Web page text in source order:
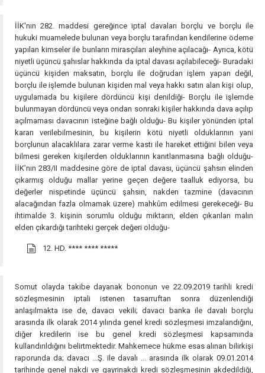
İİK'nın 282. maddesi gereğince iptal davaları borçlu ve borçlu ile
hukuki muamelede bulunan veya borçlu tarafından kendilerine ödeme
yapılan kimseler ile bunların mirasçıları aleyhine açılacağı- Ayrıca, kötü
niyetli üçüncü şahıslar hakkında da iptal davası açılabileceği- Buradaki
üçüncü kişiden maksatın, borçlu ile doğrudan işlem yapan değil,
borçlu ile işlemde bulunan kişiden mal veya hakkı satın alan kişi olup,
uygulamada bu kişilere dördüncü kişi denildiği- Borçlu ile işlemde
bulunmayan dördüncü veya ondan sonraki kişiler hakkında dava açılıp
açılmaması davacının isteğine bağlı olduğu- Bu kişiler yönünden iptal
kararı verilebilmesinin, bu kişilerin kötü niyetli olduklarının yani
borçlunun alacaklılara zarar verme kastı ile hareket ettiğini bilen veya
bilmesi gereken kişilerden olduklarının kanıtlanmasına bağlı olduğu-
İİK’nın 283/II maddesine göre de iptal davası, üçüncü şahsın elinden
çıkarmış olduğu mallar yerine geçen değere taalluk ediyorsa, bu
değerler nispetinde üçüncü şahsın, nakden tazmine (davacının
alacağından fazla olmamak üzere) mahkûm edilmesi gerekeceği- Bu
ihtimalde 3. kişinin sorumlu olduğu miktarın, elden çıkarılan malın
elden çıkardığı tarihteki gerçek değeri olduğu-
12. HD. **** **** *****
Somut olayda takibe dayanak bononun ve 22.09.2019 tarihli kredi
sözleşmesinin iptali istenen tasarruftan sonra düzenlendiği
anlaşılmakta ise de, davacı vekili; davacı banka ile davalı borçlu
arasında ilk olarak 2014 yılında genel kredi sözleşmesi imzalandığını,
diğer kredilerin ise bu genel kredi sözleşmesi kapsamında
kullandırıldığını belirtmektedir. Mahkemece hükme esas alınan bilirkişi
raporunda da; davacı ...Ş. ile davalı ... arasında ilk olarak 09.01.2014
tarihinde genel nakdi ve gayrinakdi kredi sözleşmesinin akdedildiği,